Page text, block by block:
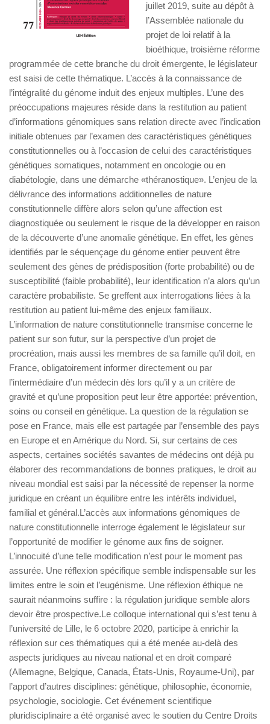
juillet 2019, suite au dépôt à
l’Assemblée nationale du
projet de loi relatif à la
bioéthique, troisième réforme
programmée de cette branche du droit émergente, le législateur
est saisi de cette thématique. L’accès à la connaissance de
l’intégralité du génome induit des enjeux multiples. L’une des
préoccupations majeures réside dans la restitution au patient
d’informations génomiques sans relation directe avec l’indication
initiale obtenues par l’examen des caractéristiques génétiques
constitutionnelles ou à l’occasion de celui des caractéristiques
génétiques somatiques, notamment en oncologie ou en
diabétologie, dans une démarche «théranostique». L’enjeu de la
délivrance des informations additionnelles de nature
constitutionnelle diffère alors selon qu’une affection est
diagnostiquée ou seulement le risque de la développer en raison
de la découverte d’une anomalie génétique. En effet, les gènes
identifiés par le séquençage du génome entier peuvent être
seulement des gènes de prédisposition (forte probabilité) ou de
susceptibilité (faible probabilité), leur identification n’a alors qu’un
caractère probabiliste. Se greffent aux interrogations liées à la
restitution au patient lui-même des enjeux familiaux.
L’information de nature constitutionnelle transmise concerne le
patient sur son futur, sur la perspective d’un projet de
procréation, mais aussi les membres de sa famille qu’il doit, en
France, obligatoirement informer directement ou par
l’intermédiaire d’un médecin dès lors qu’il y a un critère de
gravité et qu’une proposition peut leur être apportée: prévention,
soins ou conseil en génétique. La question de la régulation se
pose en France, mais elle est partagée par l’ensemble des pays
en Europe et en Amérique du Nord. Si, sur certains de ces
aspects, certaines sociétés savantes de médecins ont déjà pu
élaborer des recommandations de bonnes pratiques, le droit au
niveau mondial est saisi par la nécessité de repenser la norme
juridique en créant un équilibre entre les intérêts individuel,
familial et général.L’accès aux informations génomiques de
nature constitutionnelle interroge également le législateur sur
l’opportunité de modifier le génome aux fins de soigner.
L’innocuité d’une telle modification n’est pour le moment pas
assurée. Une réflexion spécifique semble indispensable sur les
limites entre le soin et l’eugénisme. Une réflexion éthique ne
saurait néanmoins suffire : la régulation juridique semble alors
devoir être prospective.Le colloque international qui s’est tenu à
l’université de Lille, le 6 octobre 2020, participe à enrichir la
réflexion sur ces thématiques qui a été menée au-delà des
aspects juridiques au niveau national et en droit comparé
(Allemagne, Belgique, Canada, États-Unis, Royaume-Uni), par
l’apport d’autres disciplines: génétique, philosophie, économie,
psychologie, sociologie. Cet événement scientifique
pluridisciplinaire a été organisé avec le soutien du Centre Droits